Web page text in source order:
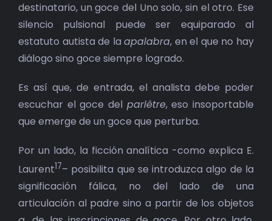
destinatario, un goce del Uno solo, sin el otro. Ese
silencio pulsional puede ser equiparado al
estatuto autista de laapalabra, en el que no hay
diálogo sino goce siempre logrado.
Es así que, de entrada, el analista debe poder
escuchar el goce del parlêtre, eso insoportable
que emerge de un goce que perturba.
Por un lado, la ficción analítica -como explica E.
Laurent17– posibilita que se introduzca algo de la
significación fálica, no del lado de una
articulación al padre sino a partir de los objetos